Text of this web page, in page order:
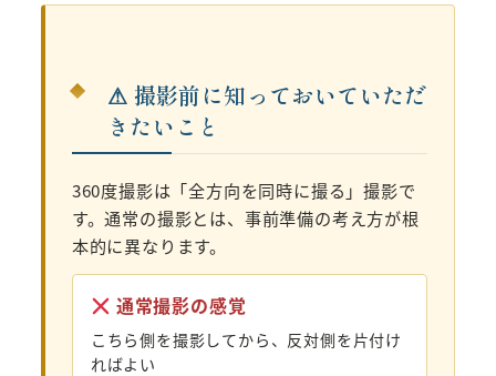
⚠ 撮影前に知っておいていただ
きたいこと
360度撮影は「全方向を同時に撮る」撮影で
す。通常の撮影とは、事前準備の考え方が根
本的に異なります。
通常撮影の感覚
こちら側を撮影してから、反対側を片付け
ればよい